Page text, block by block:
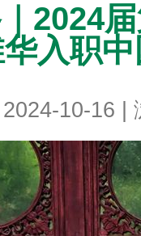
2024
入职
2024-10-16